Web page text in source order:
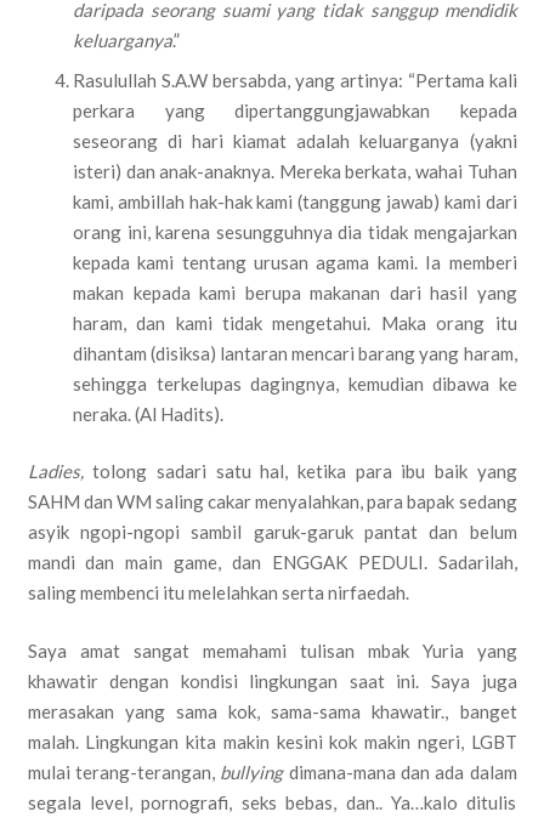
daripada seorang suami yang tidak sanggup mendidik
keluarganya.”
Rasulullah S.A.W bersabda, yang artinya: “Pertama kali
perkara yang dipertanggungjawabkan kepada
seseorang di hari kiamat adalah keluarganya (yakni
isteri) dan anak-anaknya. Mereka berkata, wahai Tuhan
kami, ambillah hak-hak kami (tanggung jawab) kami dari
orang ini, karena sesungguhnya dia tidak mengajarkan
kepada kami tentang urusan agama kami. Ia memberi
makan kepada kami berupa makanan dari hasil yang
haram, dan kami tidak mengetahui. Maka orang itu
dihantam (disiksa) lantaran mencari barang yang haram,
sehingga terkelupas dagingnya, kemudian dibawa ke
neraka. (Al Hadits).
Ladies,tolong sadari satu hal, ketika para ibu baik yang
SAHM dan WM saling cakar menyalahkan, para bapak sedang
asyik ngopi-ngopi sambil garuk-garuk pantat dan belum
mandi dan main game, dan ENGGAK PEDULI. Sadarilah,
saling membenci itu melelahkan serta nirfaedah.
Saya amat sangat memahami tulisan mbak Yuria yang
khawatir dengan kondisi lingkungan saat ini. Saya juga
merasakan yang sama kok, sama-sama khawatir., banget
malah. Lingkungan kita makin kesini kok makin ngeri, LGBT
mulai terang-terangan, bullyingdimana-mana dan ada dalam
segala level, pornografi, seks bebas, dan.. Ya…kalo ditulis